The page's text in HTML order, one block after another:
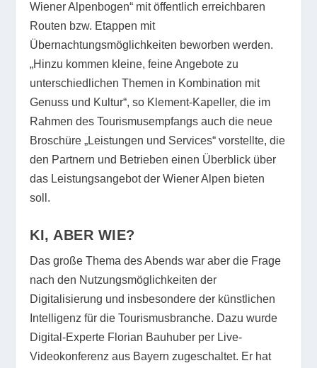
Wiener Alpenbogen“ mit öffentlich erreichbaren
Routen bzw. Etappen mit
Übernachtungsmöglichkeiten beworben werden.
„Hinzu kommen kleine, feine Angebote zu
unterschiedlichen Themen in Kombination mit
Genuss und Kultur“, so Klement-Kapeller, die im
Rahmen des Tourismusempfangs auch die neue
Broschüre „Leistungen und Services“ vorstellte, die
den Partnern und Betrieben einen Überblick über
das Leistungsangebot der Wiener Alpen bieten
soll.
KI, ABER WIE?
Das große Thema des Abends war aber die Frage
nach den Nutzungsmöglichkeiten der
Digitalisierung und insbesondere der künstlichen
Intelligenz für die Tourismusbranche. Dazu wurde
Digital-Experte Florian Bauhuber per Live-
Videokonferenz aus Bayern zugeschaltet. Er hat